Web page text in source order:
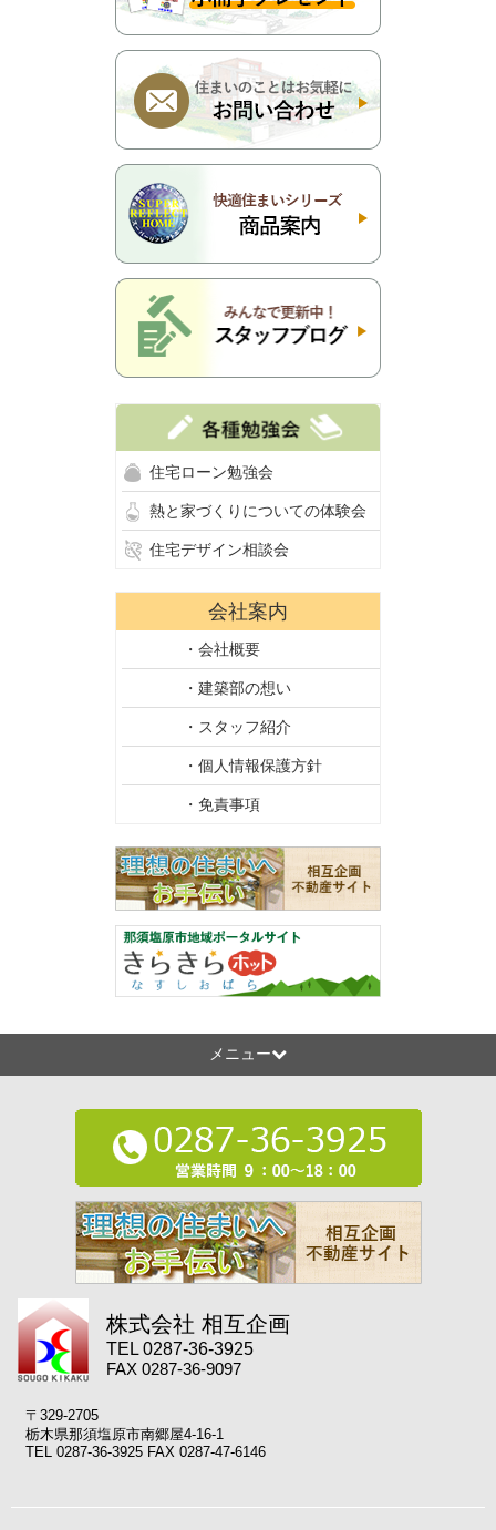
住宅ローン勉強会
熱と家づくりについての体験会
住宅デザイン相談会
会社案内
・会社概要
・建築部の想い
・スタッフ紹介
・個人情報保護方針
・免責事項
メニュー
株式会社 相互企画
TEL 0287-36-3925
FAX 0287-36-9097
〒329-2705
栃木県那須塩原市南郷屋4-16-1
TEL 0287-36-3925 FAX 0287-47-6146